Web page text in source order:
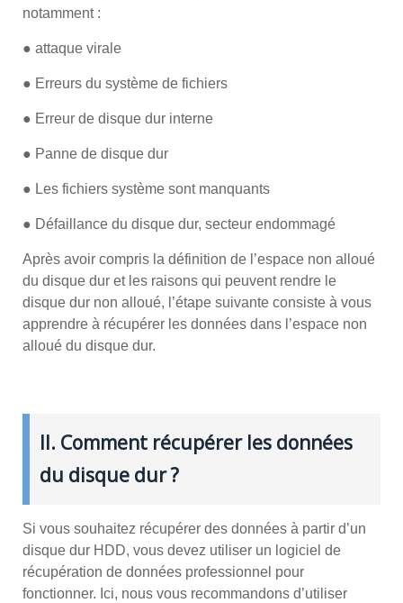
notamment :
● attaque virale
● Erreurs du système de fichiers
● Erreur de disque dur interne
● Panne de disque dur
● Les fichiers système sont manquants
● Défaillance du disque dur, secteur endommagé
Après avoir compris la définition de l’espace non alloué
du disque dur et les raisons qui peuvent rendre le
disque dur non alloué, l’étape suivante consiste à vous
apprendre à récupérer les données dans l’espace non
alloué du disque dur.
II. Comment récupérer les données
du disque dur ?
Si vous souhaitez récupérer des données à partir d’un
disque dur HDD, vous devez utiliser un logiciel de
récupération de données professionnel pour
fonctionner. Ici, nous vous recommandons d’utiliser